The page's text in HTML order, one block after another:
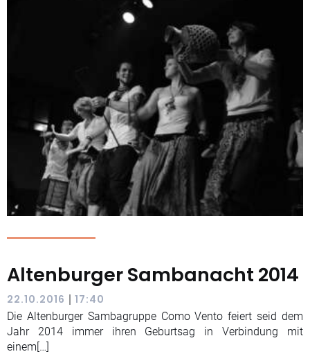
Altenburger Sambanacht 2014
22.10.2016 | 17:40
Die Altenburger Sambagruppe Como Vento feiert seid dem
Jahr 2014 immer ihren Geburtsag in Verbindung mit
einem[…]